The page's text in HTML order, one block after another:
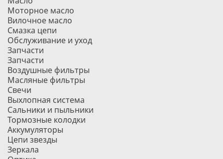
Моторное масло
Вилочное масло
Смазка цепи
Обслуживание и уход
Запчасти
Запчасти
Воздушные фильтры
Масляные фильтры
Свечи
Выхлопная система
Сальники и пыльники
Тормозные колодки
Аккумуляторы
Цепи звезды
Зеркала